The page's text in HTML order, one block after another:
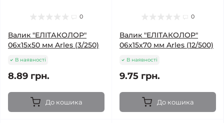
0
Валик "ЕЛІТАКОЛОР"
06х15х50 мм Arles (3/250)
В наявності
8.89 грн.
До кошика
0
Валик "ЕЛІТАКОЛОР"
06х15х70 мм Arles (12/500)
В наявності
9.75 грн.
До кошика